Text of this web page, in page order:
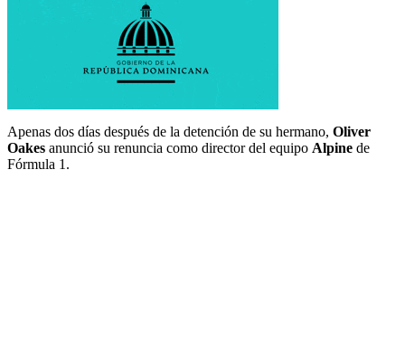
Apenas dos días después de la detención de su hermano, Oliver
Oakes anunció su renuncia como director del equipo Alpine de
Fórmula 1.